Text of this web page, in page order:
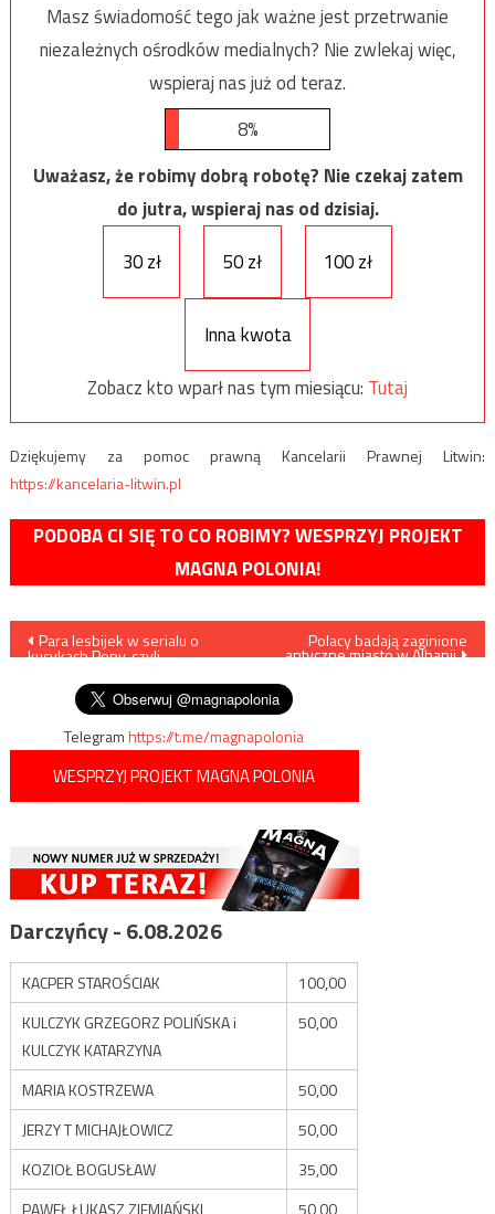
Masz świadomość tego jak ważne jest przetrwanie
niezależnych ośrodków medialnych? Nie zwlekaj więc,
wspieraj nas już od teraz.
8%
Uważasz, że robimy dobrą robotę? Nie czekaj zatem
do jutra, wspieraj nas od dzisiaj.
30 zł
50 zł 100 zł
Inna kwota
Zobacz kto wparł nas tym miesiącu: Tutaj
Dziękujemy za pomoc prawną Kancelarii Prawnej Litwin:
https://kancelaria-litwin.pl
PODOBA CI SIĘ TO CO ROBIMY? WESPRZYJ PROJEKT
MAGNA POLONIA!
Nawigacja
wpisu
Para lesbijek w serialu o
kucykach Pony, czyli
Polacy badają zaginione
antyczne miasto w Albanii
Telegramhttps://t.me/magnapolonia
WESPRZYJ PROJEKT MAGNA POLONIA
Darczyńcy - 6.08.2026
KACPER STAROŚCIAK
100,00
KULCZYK GRZEGORZ POLIŃSKA i
KULCZYK KATARZYNA
50,00
MARIA KOSTRZEWA
50,00
JERZY T MICHAJŁOWICZ
50,00
KOZIOŁ BOGUSŁAW
35,00
PAWEŁ ŁUKASZ ZIEMIAŃSKI
50,00